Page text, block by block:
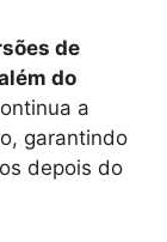
de
do
a
garantindo
depois do